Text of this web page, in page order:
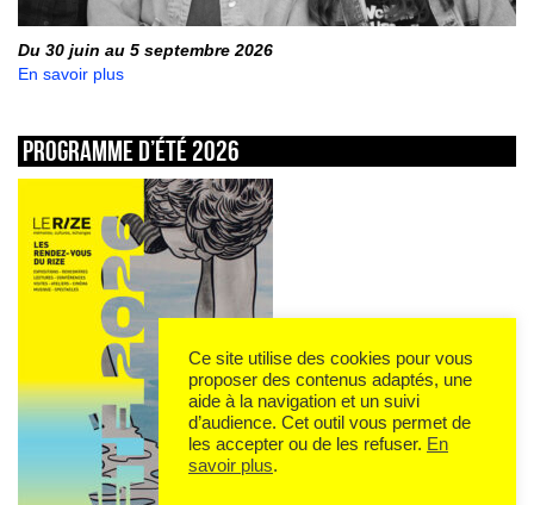
Du 30 juin au 5 septembre 2026
En savoir plus
Programme d’été 2026
Ce site utilise des cookies pour vous
proposer des contenus adaptés, une
aide à la navigation et un suivi
d’audience. Cet outil vous permet de
les accepter ou de les refuser. En
savoir plus.